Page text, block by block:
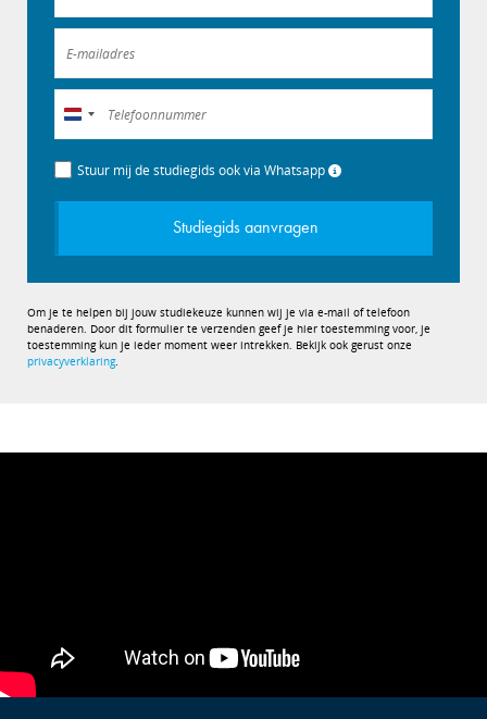
Nederland
+31
Stuur mij de studiegids ook via Whatsapp
Studiegids aanvragen
Om je te helpen bij jouw studiekeuze kunnen wij je via e-mail of telefoon
benaderen. Door dit formulier te verzenden geef je hier toestemming voor, je
toestemming kun je ieder moment weer intrekken. Bekijk ook gerust onze
privacyverklaring.